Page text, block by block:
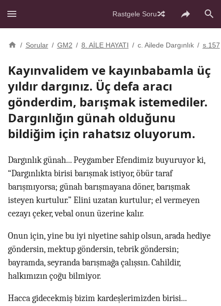
Rastgele Soru
/ Sorular / GM2 / 8. AİLE HAYATI / c. Ailede Dargınlık / s.157
Kayınvalidem ve kayınbabamla üç
yıldır dargınız. Üç defa aracı
gönderdim, barışmak istemediler.
Dargınlığın günah olduğunu
bildiğim için rahatsız oluyorum.
Dargınlık günah... Peygamber Efendimiz buyuruyor ki,
“Dargınlıkta birisi barışmak istiyor, öbür taraf
barışmıyorsa; günah barışmayana döner, barışmak
isteyen kurtulur.” Elini uzatan kurtulur; el vermeyen
cezayı çeker, vebal onun üzerine kalır.
Onun için, yine bu iyi niyetine sahip olsun, arada hediye
göndersin, mektup göndersin, tebrik göndersin;
bayramda, seyranda barışmağa çalışsın. Cahildir,
halkımızın çoğu bilmiyor.
Hacca gidecekmiş bizim kardeşlerimizden birisi...